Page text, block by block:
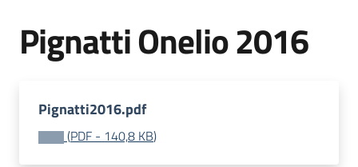
Pignatti Onelio 2016
Pignatti2016.pdf
(PDF - 140,8 KB)